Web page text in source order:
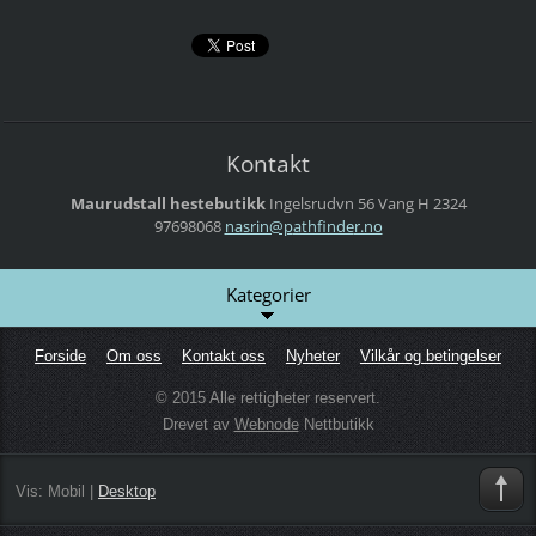
Kontakt
Maurudstall hestebutikk Ingelsrudvn 56Vang H 2324
97698068 nasrin@pathfinder.no
Kategorier
Forside Om oss Kontakt oss Nyheter Vilkår og betingelser
© 2015 Alle rettigheter reservert.
Drevet av WebnodeNettbutikk
Vis: Mobil Desktop